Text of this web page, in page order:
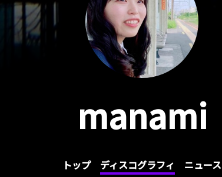
manami
トップ ディスコグラフィ ニュース